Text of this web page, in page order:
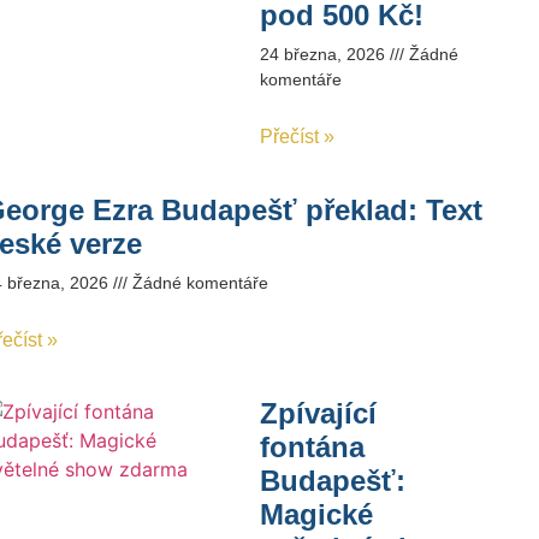
pod 500 Kč!
24 března, 2026
Žádné
komentáře
Přečíst »
Ezra Budapešť překlad: Text
verze
března, 2026 Žádné komentáře
»
Zpívající
fontána
Budapešť:
Magické